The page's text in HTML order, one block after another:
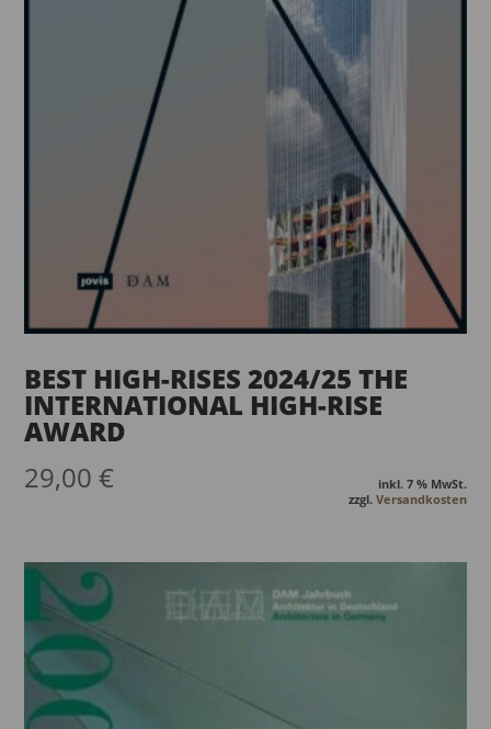
BEST HIGH-RISES 2024/25 THE
INTERNATIONAL HIGH-RISE
AWARD
29,00€
inkl. 7 % MwSt.
zzgl. Versandkosten